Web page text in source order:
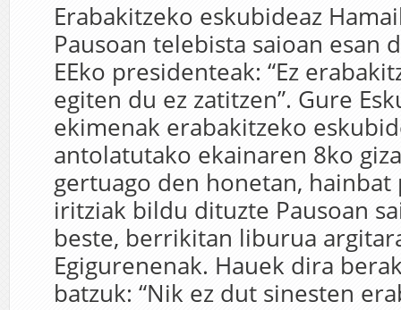
Erabakitzeko eskubideaz
Pausoan telebista saioan esan
EEko presidenteak: “Ez
egiten du ez zatitzen”. Gure
ekimenak erabakitzeko
antolatutako ekainaren 8ko
gertuago den honetan,
iritziak bildu dituzte Pausoan
beste, berrikitan liburua
Egigurenenak. Hauek dira
batzuk: “Nik ez dut sinesten